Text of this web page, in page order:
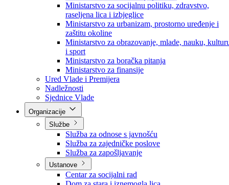
Ministarstvo za privredu
Ministarstvo za pravosuđe, upravu i radne odnose
Ministarstvo za unutrašnje poslove
Ministarstvo za socijalnu politiku, zdravstvo,
raseljena lica i izbjeglice
Ministarstvo za urbanizam, prostorno uređenje i
zaštitu okoline
Ministarstvo za obrazovanje, mlade, nauku,
i sport
Ministarstvo za boračka pitanja
Ministarstvo za finansije
Ured Vlade i Premijera
Nadležnosti
Sjednice Vlade
Službe
Služba za odnose s javnošću
Služba za zajedničke poslove
Služba za zapošljavanje